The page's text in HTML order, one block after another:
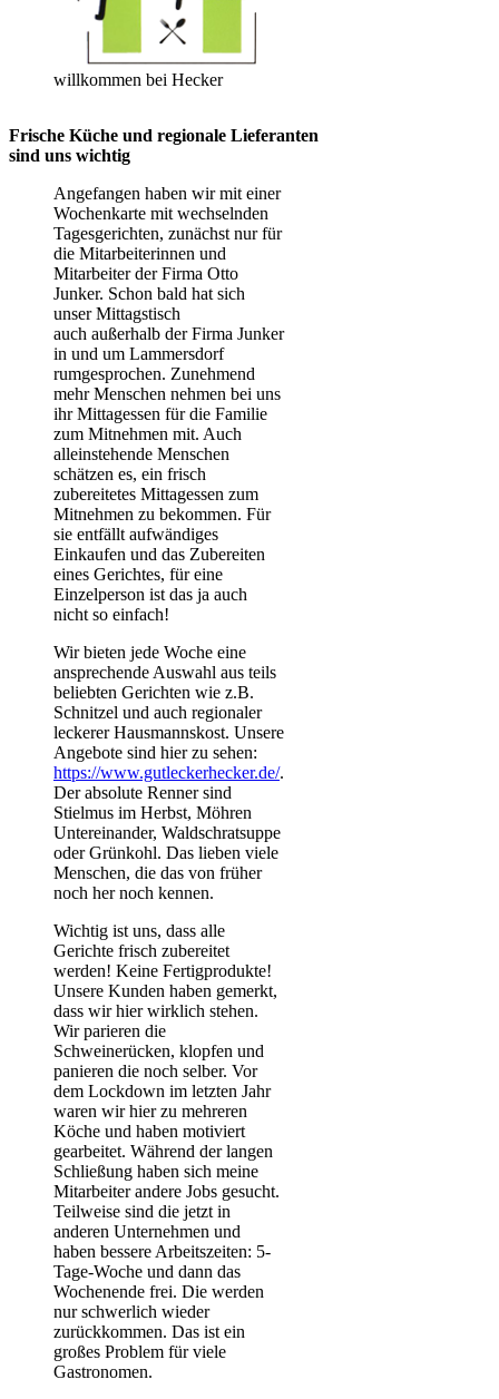
willkommen bei Hecker
Frische Küche und regionale Lieferanten
sind uns wichtig
Angefangen haben wir mit einer
Wochenkarte mit wechselnden
Tagesgerichten, zunächst nur für
die Mitarbeiterinnen und
Mitarbeiter der Firma Otto
Junker. Schon bald hat sich
unser Mittagstisch
auch außerhalb der Firma Junker
in und um Lammersdorf
rumgesprochen. Zunehmend
mehr Menschen nehmen bei uns
ihr Mittagessen für die Familie
zum Mitnehmen mit. Auch
alleinstehende Menschen
schätzen es, ein frisch
zubereitetes Mittagessen zum
Mitnehmen zu bekommen. Für
sie entfällt aufwändiges
Einkaufen und das Zubereiten
eines Gerichtes, für eine
Einzelperson ist das ja auch
nicht so einfach!
Wir bieten jede Woche eine
ansprechende Auswahl aus teils
beliebten Gerichten wie z.B.
Schnitzel und auch regionaler
leckerer Hausmannskost. Unsere
Angebote sind hier zu sehen:
https://www.gutleckerhecker.de/.
Der absolute Renner sind
Stielmus im Herbst, Möhren
Untereinander, Waldschratsuppe
oder Grünkohl. Das lieben viele
Menschen, die das von früher
noch her noch kennen.
Wichtig ist uns, dass alle
Gerichte frisch zubereitet
werden! Keine Fertigprodukte!
Unsere Kunden haben gemerkt,
dass wir hier wirklich stehen.
Wir parieren die
Schweinerücken, klopfen und
panieren die noch selber. Vor
dem Lockdown im letzten Jahr
waren wir hier zu mehreren
Köche und haben motiviert
gearbeitet. Während der langen
Schließung haben sich meine
Mitarbeiter andere Jobs gesucht.
Teilweise sind die jetzt in
anderen Unternehmen und
haben bessere Arbeitszeiten: 5-
Tage-Woche und dann das
Wochenende frei. Die werden
nur schwerlich wieder
zurückkommen. Das ist ein
großes Problem für viele
Gastronomen.